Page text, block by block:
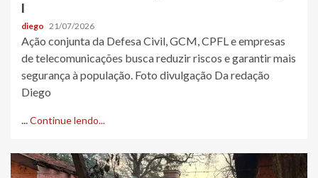
I
diego 21/07/2026
Ação conjunta da Defesa Civil, GCM, CPFL e empresas
de telecomunicações busca reduzir riscos e garantir mais
segurança à população. Foto divulgação Da redação
Diego
...Continue lendo...